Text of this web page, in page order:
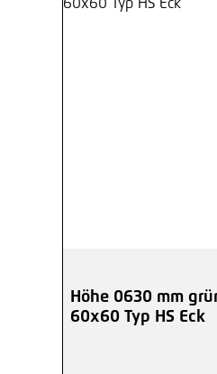
Höhe 0630 mm
60x60 Typ HS Eck